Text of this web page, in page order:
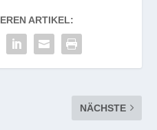
ARTIKEL:
NÄCHSTE